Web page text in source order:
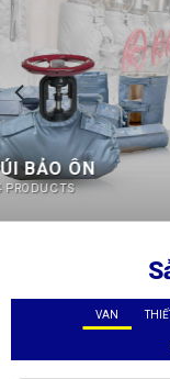
ĐỒNG HỒ
ĐỘ
6 PRODUCTS